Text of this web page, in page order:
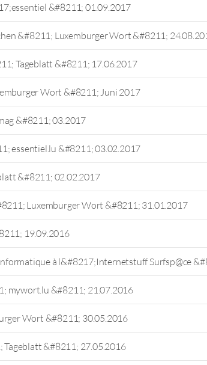
&#8211; 01.09.2017
&#8211; Luxemburger Wort &#8211;
Tageblatt &#8211; 17.06.2017
Wort &#8211; Juni 2017
&#8211; 03.2017
essentiel.lu &#8211; 03.02.2017
&#8211; 02.02.2017
Luxemburger Wort &#8211; 31.01.2017
19.09.2016
à l&#8217;Internetstuff Surfsp@ce
mywort.lu &#8211; 21.07.2016
Wort &#8211; 30.05.2016
Tageblatt &#8211; 27.05.2016